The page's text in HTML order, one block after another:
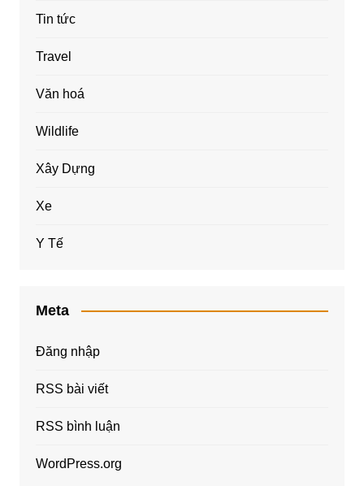
Tin tức
Travel
Văn hoá
Wildlife
Xây Dựng
Xe
Y Tế
Meta
Đăng nhập
RSS bài viết
RSS bình luận
WordPress.org